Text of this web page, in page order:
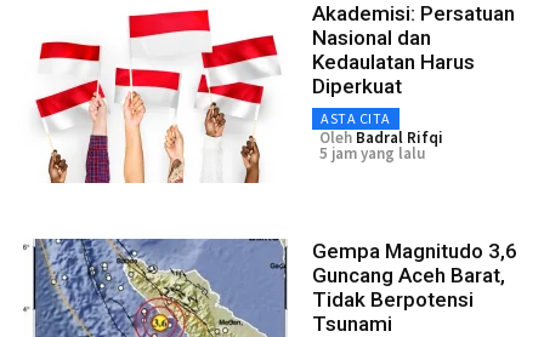
Akademisi: Persatuan
Nasional dan
Kedaulatan Harus
Diperkuat
ASTA CITA
Oleh Badral Rifqi
5 jam yang lalu
Gempa Magnitudo 3,6
Guncang Aceh Barat,
Tidak Berpotensi
Tsunami